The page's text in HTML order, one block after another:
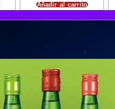
Añadir al carrito